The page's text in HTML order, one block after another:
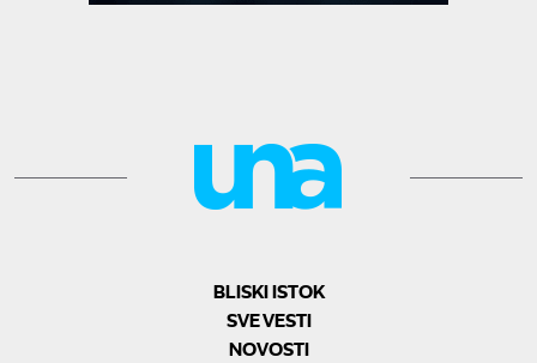
BLISKI ISTOK
SVE VESTI
NOVOSTI